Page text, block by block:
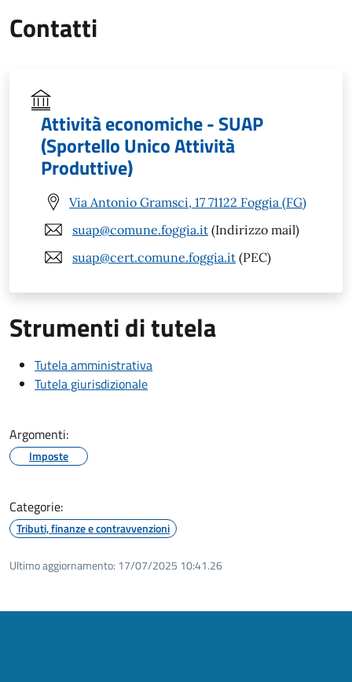
Contatti
Attività economiche - SUAP
(Sportello Unico Attività
Produttive)
Via Antonio Gramsci, 17 71122 Foggia (FG)
suap@comune.foggia.it (Indirizzo mail)
suap@cert.comune.foggia.it (PEC)
Strumenti di tutela
Tutela amministrativa
Tutela giurisdizionale
Argomenti:
Imposte
Categorie:
Tributi, finanze e contravvenzioni
Ultimo aggiornamento: 17/07/2025 10:41.26